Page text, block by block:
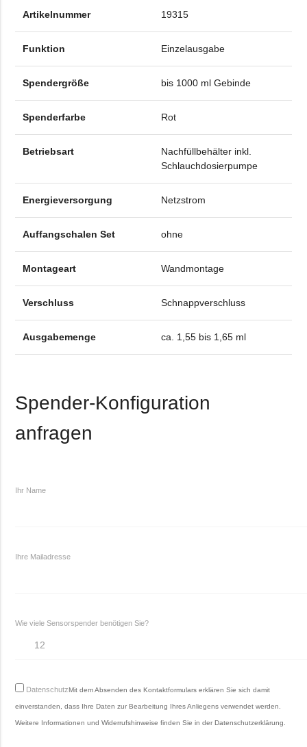
Artikelnummer 19315
Funktion Einzelausgabe
Spendergröße bis 1000 ml Gebinde
Spenderfarbe Rot
Betriebsart
Nachfüllbehälter inkl.
Schlauchdosierpumpe
Energieversorgung Netzstrom
Auffangschalen Set ohne
Montageart Wandmontage
Verschluss Schnappverschluss
Ausgabemenge ca. 1,55 bis 1,65 ml
Spender-Konfiguration
anfragen
Ihr Name
Ihre Mailadresse
Wie viele Sensorspender benötigen Sie?
DatenschutzMit dem Absenden des Kontaktformulars erklären Sie sich damit
einverstanden, dass Ihre Daten zur Bearbeitung Ihres Anliegens verwendet werden.
Weitere Informationen und Widerrufshinweise finden Sie in derDatenschutzerklärung